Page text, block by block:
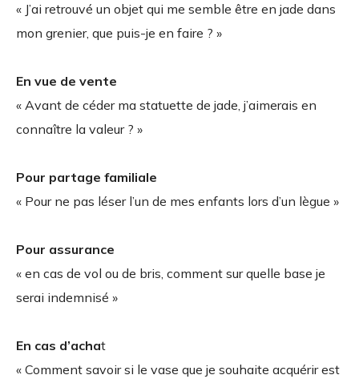
« J’ai retrouvé un objet qui me semble être en jade dans
mon grenier, que puis-je en faire ? »
En vue de vente
« Avant de céder ma statuette de jade, j’aimerais en
connaître la valeur ? »
Pour partage familiale
« Pour ne pas léser l’un de mes enfants lors d’un lègue »
Pour assurance
« en cas de vol ou de bris, comment sur quelle base je
serai indemnisé »
En cas d’achat
« Comment savoir si le vase que je souhaite acquérir est